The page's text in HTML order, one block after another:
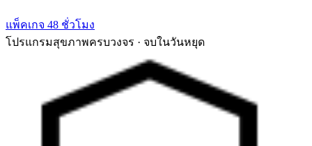
แพ็คเกจ 48 ชั่วโมง
โปรแกรมสุขภาพครบวงจร · จบในวันหยุด